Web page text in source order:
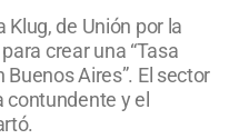
de Unión por la
crear una “Tasa
Aires”. El sector
y el